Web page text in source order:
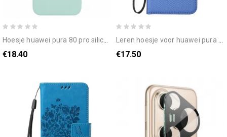
hoesje huawei pura 80 pro siliconen
€18.40
leren hoesje voor huawei pura 80 pro diamanttextuur
€17.50